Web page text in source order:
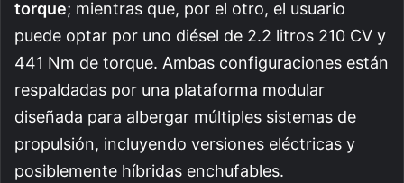
torque; mientras que, por el otro, el usuario
puede optar por uno diésel de 2.2 litros 210 CV y
441 Nm de torque. Ambas configuraciones están
respaldadas por una plataforma modular
diseñada para albergar múltiples sistemas de
propulsión, incluyendo versiones eléctricas y
posiblemente híbridas enchufables.